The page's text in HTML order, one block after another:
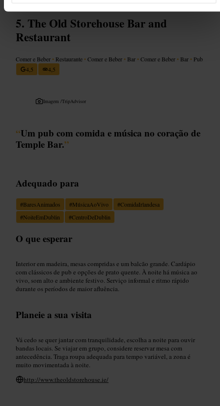
The Old Storehouse Bar and
Restaurant
Comer e Beber • Restaurante •Comer e Beber • Bar •Comer e Beber • Bar • Pub
4,5
4,5
Imagem /TripAdvisor
“Um pub com comida e música no coração de
Temple Bar.”
Adequado para
#BaresAnimados #MúsicaAoVivo #ComidaIrlandesa
#NoiteEmDublin #CentroDeDublin
O que esperar
Interior em madeira, mesas compridas e um balcão grande. Cardápio
com clássicos de pub e opções de prato quente. À noite há música ao
vivo, som alto e ambiente festivo. Serviço informal e ritmo rápido
durante os períodos de maior afluência.
Planeie a sua visita
Vá cedo se quer jantar com tranquilidade, escolha a noite para ouvir
bandas locais. Se viajar em grupo, considere reservar mesa com
antecedência. Traga roupa adequada para tempo variável, a zona é
muito movimentada à noite.
http://www.theoldstorehouse.ie/